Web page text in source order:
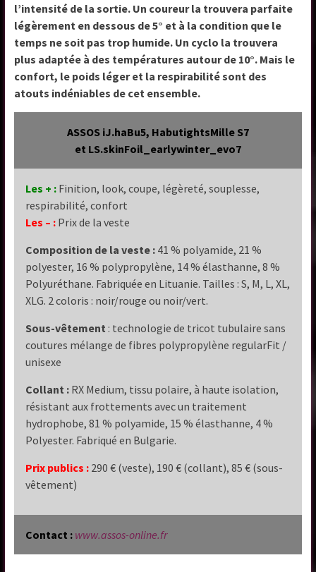
l’intensité de la sortie. Un coureur la trouvera parfaite
légèrement en dessous de 5° et à la condition que le
temps ne soit pas trop humide. Un cyclo la trouvera
plus adaptée à des températures autour de 10°. Mais le
confort, le poids léger et la respirabilité sont des
atouts indéniables de cet ensemble.
ASSOS iJ.haBu5, HabutightsMille S7
et LS.skinFoil_earlywinter_evo7
Les + : Finition, look, coupe, légèreté, souplesse,
respirabilité, confort
Les – : Prix de la veste
Composition de la veste : 41 % polyamide, 21 %
polyester, 16 % polypropylène, 14 % élasthanne, 8 %
Polyuréthane. Fabriquée en Lituanie. Tailles : S, M, L, XL,
XLG. 2 coloris : noir/rouge ou noir/vert.
Sous-vêtement : technologie de tricot tubulaire sans
coutures mélange de fibres polypropylène regularFit /
unisexe
Collant : RX Medium, tissu polaire, à haute isolation,
résistant aux frottements avec un traitement
hydrophobe, 81 % polyamide, 15 % élasthanne, 4 %
Polyester. Fabriqué en Bulgarie.
Prix publics : 290 € (veste), 190 € (collant), 85 € (sous-
vêtement)
Contact : www.assos-online.fr